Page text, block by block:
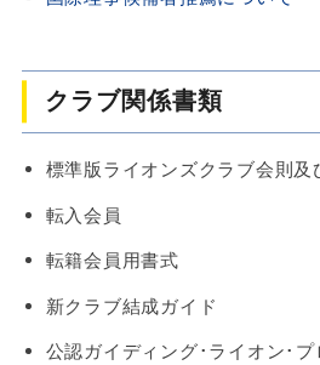
クラブ関係書類
標準版ライオンズクラブ会則及
転入会員
転籍会員用書式
新クラブ結成ガイド
公認ガイディング･ライオン･プ